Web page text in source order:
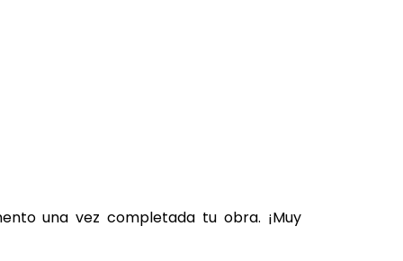
una vez completada tu obra. ¡Muy